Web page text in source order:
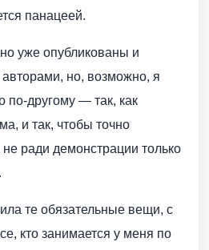
панацеей.
уже опубликованы и
но, возможно, я
по-другому — так, как
и так, чтобы точно
не ради демонстрации только
те обязательные вещи, с
кто занимается у меня по